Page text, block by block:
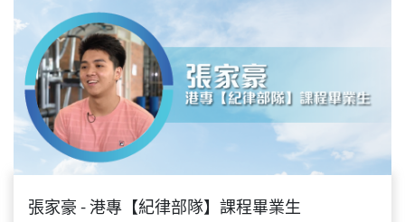
張家豪 - 港專【紀律部隊】課程畢業生